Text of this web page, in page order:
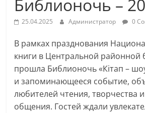
Беимбета
Майлина
Библионочь –
25.04.2025 Администратор 0
В рамках празднования
книги в Центральной районной
прошла Библионочь «Кітап –
и запоминающееся событие,
любителей чтения, творчества
общения. Гостей ждали